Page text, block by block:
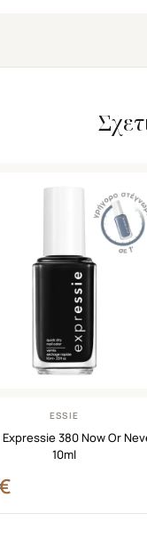
ESSIE
Expressie 380 Now Or
10ml